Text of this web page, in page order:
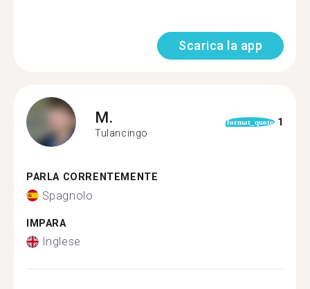
Scarica la app
M.
Tulancingo
format_quote 1
PARLA CORRENTEMENTE
Spagnolo
IMPARA
Inglese